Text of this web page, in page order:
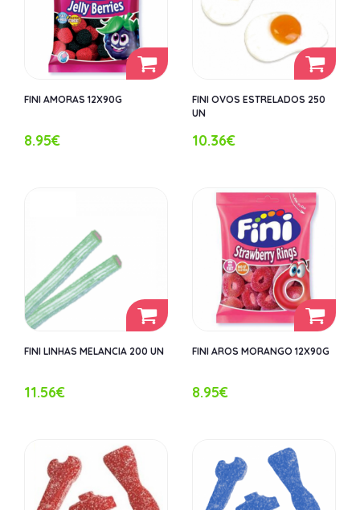
FINI AMORAS 12X90G
8.95€
FINI OVOS ESTRELADOS 250
UN
10.36€
FINI LINHAS MELANCIA 200 UN
11.56€
FINI AROS MORANGO 12X90G
8.95€